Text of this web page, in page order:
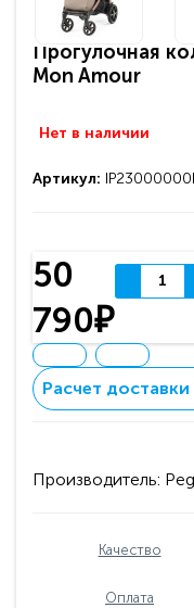
Прогулочная
Mon Amour
Нет в наличии
Артикул:
50
790₽
Расчет
Производитель:
Качество
Оплата